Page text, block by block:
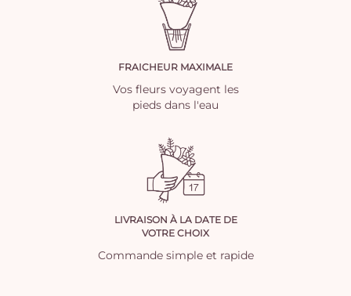
FRAICHEUR MAXIMALE
Vos fleurs voyagent les
pieds dans l'eau
LIVRAISON À LA DATE DE
VOTRE CHOIX
Commande simple et rapide